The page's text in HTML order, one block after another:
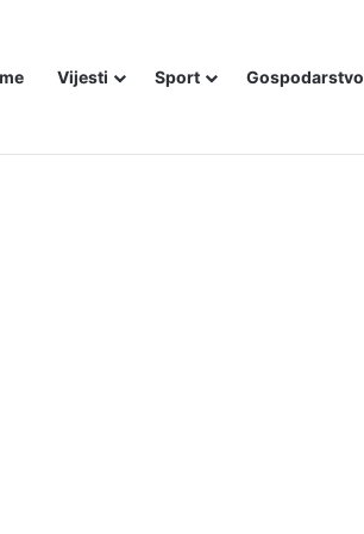
Vijesti Sport Gospodarstvo
veličanju tzv. Krajine